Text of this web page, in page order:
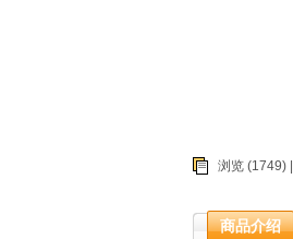
浏览 (1749) |
商品介绍